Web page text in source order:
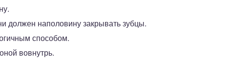
должен наполовину закрывать зубцы.
способом.
вовнутрь.